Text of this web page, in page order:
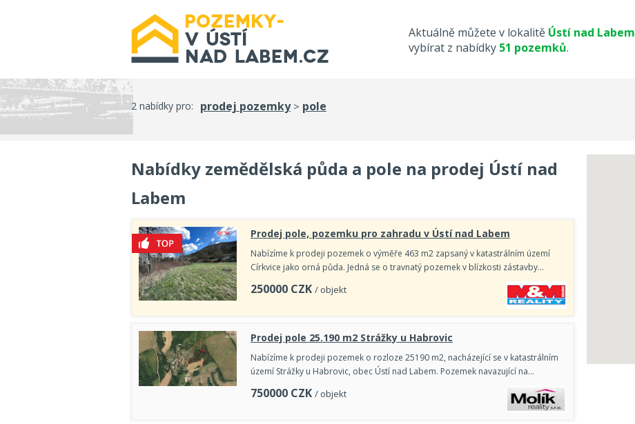
Aktuálně můžete v lokalitě Ústí nad Labem
vybírat z nabídky 51 pozemků.
2 nabídky pro: prodej pozemky> pole
Nabídky zemědělská půda a pole na prodej Ústí nad
Labem
Prodej pole, pozemku pro zahradu v Ústí nad Labem
Nabízíme k prodeji pozemek o výměře 463 m2 zapsaný v katastrálním území
Církvice jako orná půda. Jedná se o travnatý pozemek v blízkosti zástavby…
250000 CZK / objekt
Prodej pole 25.190 m2 Strážky u Habrovic
Nabízíme k prodeji pozemek o rozloze 25190 m2, nacházející se v katastrálním
území Strážky u Habrovic, obec Ústí nad Labem. Pozemek navazující na…
750000 CZK / objekt